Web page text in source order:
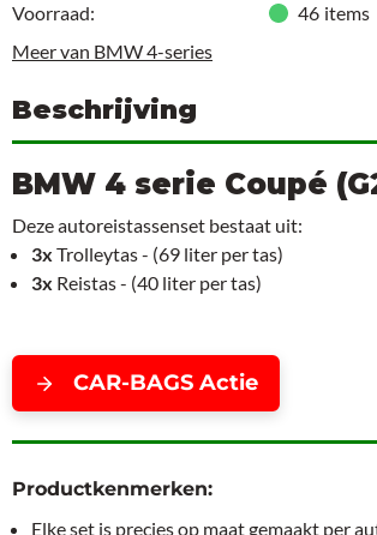
Voorraad:
46 items
Meer van BMW 4-series
Beschrijving
BMW 4 serie Coupé
Deze autoreistassenset bestaat uit:
3x Trolleytas - (69 liter per tas)
3x Reistas - (40 liter per tas)
CAR-BAGS Actie
Productkenmerken:
Elke set is precies op maat gemaakt per